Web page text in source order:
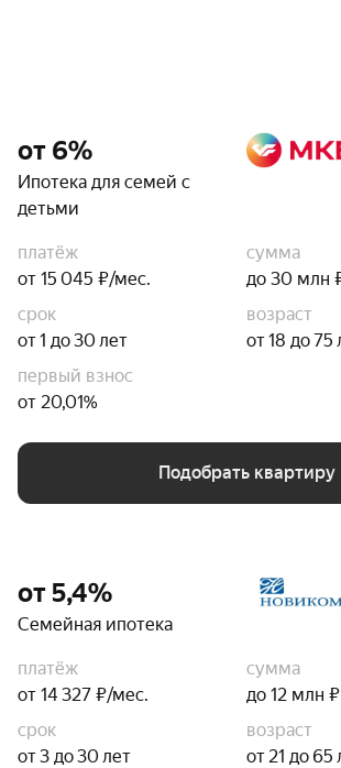
от 6%
Ипотека для семей с
детьми
платёж
от 15 045 ₽/мес.
сумма
до 30 млн
срок
от 1 до 30 лет
возраст
от 18 до 75
первый взнос
от 20,01%
Подобрать квартиру
от 5,4%
Семейная ипотека
платёж
от 14 327 ₽/мес.
сумма
до 12 млн ₽
срок
от 3 до 30 лет
возраст
от 21 до 65